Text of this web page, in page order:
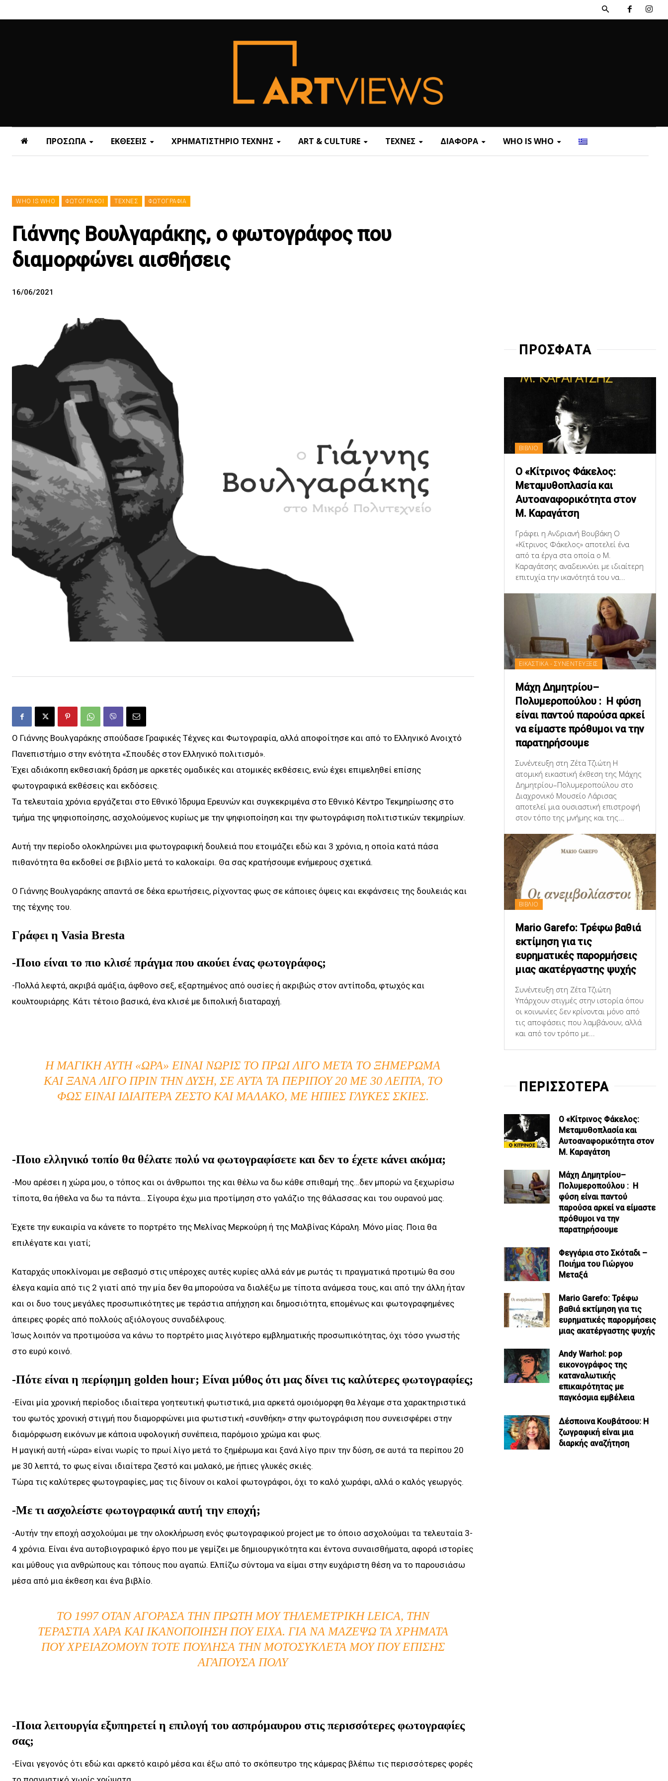
ΠΡΟΣΩΠΑ ΕΚΘΕΣΕΙΣ ΧΡΗΜΑΤΙΣΤΗΡΙΟ ΤΕΧΝΗΣ ART & CULTURE ΤΕΧΝΕΣ ΔΙΑΦΟΡΑ WHO IS WHO
WHO IS WHO ΦΩΤΟΓΡΑΦΟΙ ΤΕΧΝΕΣ ΦΩΤΟΓΡΑΦΙΑ
Γιάννης Βουλγαράκης, ο φωτογράφος που
διαμορφώνει αισθήσεις
16/06/2021
Ο Γιάννης Βουλγαράκης σπούδασε Γραφικές Τέχνες και Φωτογραφία, αλλά αποφοίτησε και από το Ελληνικό Ανοιχτό
Πανεπιστήμιο στην ενότητα «Σπουδές στον Ελληνικό πολιτισμό».
Έχει αδιάκοπη εκθεσιακή δράση με αρκετές ομαδικές και ατομικές εκθέσεις, ενώ έχει επιμεληθεί επίσης
φωτογραφικά εκθέσεις και εκδόσεις.
Τα τελευταία χρόνια εργάζεται στο Εθνικό Ίδρυμα Ερευνών και συγκεκριμένα στο Εθνικό Κέντρο Τεκμηρίωσης στο
τμήμα της ψηφιοποίησης, ασχολούμενος κυρίως με την ψηφιοποίηση και την φωτογράφιση πολιτιστικών τεκμηρίων.
Αυτή την περίοδο ολοκληρώνει μια φωτογραφική δουλειά που ετοιμάζει εδώ και 3 χρόνια, η οποία κατά πάσα
πιθανότητα θα εκδοθεί σε βιβλίο μετά το καλοκαίρι. Θα σας κρατήσουμε ενήμερους σχετικά.
Ο Γιάννης Βουλγαράκης απαντά σε δέκα ερωτήσεις, ρίχνοντας φως σε κάποιες όψεις και εκφάνσεις της δουλειάς και
της τέχνης του.
Γράφει η Vasia Bresta
-Ποιο είναι το πιο κλισέ πράγμα που ακούει ένας φωτογράφος;
-Πολλά λεφτά, ακριβά αμάξια, άφθονο σεξ, εξαρτημένος από ουσίες ή ακριβώς στον αντίποδα, φτωχός και
κουλτουριάρης. Κάτι τέτοιο βασικά, ένα κλισέ με διπολική διαταραχή.
Η ΜΑΓΙΚΉ ΑΥΤΉ «ΏΡΑ» ΕΊΝΑΙ ΝΩΡΊΣ ΤΟ ΠΡΩΊ ΛΊΓΟ ΜΕΤΆ ΤΟ ΞΗΜΈΡΩΜΑ
ΚΑΙ ΞΑΝΆ ΛΊΓΟ ΠΡΙΝ ΤΗΝ ΔΎΣΗ, ΣΕ ΑΥΤΆ ΤΑ ΠΕΡΊΠΟΥ 20 ΜΕ 30 ΛΕΠΤΆ, ΤΟ
ΦΩΣ ΕΊΝΑΙ ΙΔΙΑΊΤΕΡΑ ΖΕΣΤΌ ΚΑΙ ΜΑΛΑΚΌ, ΜΕ ΉΠΙΕΣ ΓΛΥΚΈΣ ΣΚΙΈΣ.
-Ποιο ελληνικό τοπίο θα θέλατε πολύ να φωτογραφίσετε και δεν το έχετε κάνει ακόμα;
-Μου αρέσει η χώρα μου, ο τόπος και οι άνθρωποι της και θέλω να δω κάθε σπιθαμή της…δεν μπορώ να ξεχωρίσω
τίποτα, θα ήθελα να δω τα πάντα… Σίγουρα έχω μια προτίμηση στο γαλάζιο της θάλασσας και του ουρανού μας.
Έχετε την ευκαιρία να κάνετε το πορτρέτο της Μελίνας Μερκούρη ή της Μαλβίνας Κάραλη. Μόνο μίας. Ποια θα
επιλέγατε και γιατί;
Καταρχάς υποκλίνομαι με σεβασμό στις υπέροχες αυτές κυρίες αλλά εάν με ρωτάς τι πραγματικά προτιμώ θα σου
έλεγα καμία από τις 2 γιατί από την μία δεν θα μπορούσα να διαλέξω με τίποτα ανάμεσα τους, και από την άλλη ήταν
και οι δυο τους μεγάλες προσωπικότητες με τεράστια απήχηση και δημοσιότητα, επομένως και φωτογραφημένες
άπειρες φορές από πολλούς αξιόλογους συναδέλφους.
Ίσως λοιπόν να προτιμούσα να κάνω το πορτρέτο μιας λιγότερο εμβληματικής προσωπικότητας, όχι τόσο γνωστής
στο ευρύ κοινό.
-Πότε είναι η περίφημη golden hour; Είναι μύθος ότι μας δίνει τις καλύτερες φωτογραφίες;
-Είναι μία χρονική περίοδος ιδιαίτερα γοητευτική φωτιστικά, μια αρκετά ομοιόμορφη θα λέγαμε στα χαρακτηριστικά
του φωτός χρονική στιγμή που διαμορφώνει μια φωτιστική «συνθήκη» στην φωτογράφιση που συνεισφέρει στην
διαμόρφωση εικόνων με κάποια υφολογική συνέπεια, παρόμοιο χρώμα και φως.
Η μαγική αυτή «ώρα» είναι νωρίς το πρωί λίγο μετά το ξημέρωμα και ξανά λίγο πριν την δύση, σε αυτά τα περίπου 20
με 30 λεπτά, το φως είναι ιδιαίτερα ζεστό και μαλακό, με ήπιες γλυκές σκιές.
Τώρα τις καλύτερες φωτογραφίες, μας τις δίνουν οι καλοί φωτογράφοι, όχι το καλό χωράφι, αλλά ο καλός γεωργός.
-Με τι ασχολείστε φωτογραφικά αυτή την εποχή;
-Αυτήν την εποχή ασχολούμαι με την ολοκλήρωση ενός φωτογραφικού project με το όποιο ασχολούμαι τα τελευταία 3-
4 χρόνια. Είναι ένα αυτοβιογραφικό έργο που με γεμίζει με δημιουργικότητα και έντονα συναισθήματα, αφορά ιστορίες
και μύθους για ανθρώπους και τόπους που αγαπώ. Ελπίζω σύντομα να είμαι στην ευχάριστη θέση να το παρουσιάσω
μέσα από μια έκθεση και ένα βιβλίο.
ΤΟ 1997 ΌΤΑΝ ΑΓΌΡΑΣΑ ΤΗΝ ΠΡΏΤΗ ΜΟΥ ΤΗΛΕΜΕΤΡΙΚΉ LEICA, ΤΗΝ
ΤΕΡΆΣΤΙΑ ΧΑΡΆ ΚΑΙ ΙΚΑΝΟΠΟΊΗΣΗ ΠΟΥ ΕΊΧΑ. ΓΙΑ ΝΑ ΜΑΖΈΨΩ ΤΑ ΧΡΉΜΑΤΑ
ΠΟΥ ΧΡΕΙΑΖΌΜΟΥΝ ΤΌΤΕ ΠΟΎΛΗΣΑ ΤΗΝ ΜΟΤΟΣΥΚΛΈΤΑ ΜΟΥ ΠΟΥ ΕΠΊΣΗΣ
ΑΓΑΠΟΎΣΑ ΠΟΛΎ
-Ποια λειτουργία εξυπηρετεί η επιλογή του ασπρόμαυρου στις περισσότερες φωτογραφίες
σας;
-Είναι γεγονός ότι εδώ και αρκετό καιρό μέσα και έξω από το σκόπευτρο της κάμερας βλέπω τις περισσότερες φορές
ΠΡΟΣΦΑΤΑ
ΒΙΒΛΙΟ
Ο «Κίτρινος Φάκελος:
Μεταμυθοπλασία και
Αυτοαναφορικότητα στον
Μ. Καραγάτση
Γράφει η Ανδριανή Βουβάκη Ο
«Κίτρινος Φάκελος» αποτελεί ένα
από τα έργα στα οποία ο Μ.
Καραγάτσης αναδεικνύει με ιδιαίτερη
επιτυχία την ικανότητά του να...
ΕΙΚΑΣΤΙΚΑ - ΣΥΝΕΝΤΕΥΞΕΙΣ
Μάχη Δημητρίου–
Πολυμεροπούλου : Η φύση
είναι παντού παρούσα αρκεί
να είμαστε πρόθυμοι να την
παρατηρήσουμε
Συνέντευξη στη Ζέτα Τζιώτη Η
ατομική εικαστική έκθεση της Μάχης
Δημητρίου–Πολυμεροπούλου στο
Διαχρονικό Μουσείο Λάρισας
αποτελεί μια ουσιαστική επιστροφή
στον τόπο της μνήμης και της...
ΒΙΒΛΙΟ
Mario Garefo: Τρέφω βαθιά
εκτίμηση για τις
ευρηματικές παρορμήσεις
μιας ακατέργαστης ψυχής
Συνέντευξη στη Ζέτα Τζιώτη
Υπάρχουν στιγμές στην ιστορία όπου
οι κοινωνίες δεν κρίνονται μόνο από
τις αποφάσεις που λαμβάνουν, αλλά
και από τον τρόπο με...
ΠΕΡΙΣΣΟΤΕΡΑ
Ο «Κίτρινος Φάκελος:
Μεταμυθοπλασία και
Αυτοαναφορικότητα στον
Μ. Καραγάτση
Μάχη Δημητρίου–
Πολυμεροπούλου : Η
φύση είναι παντού
παρούσα αρκεί να είμαστε
πρόθυμοι να την
παρατηρήσουμε
Φεγγάρια στο Σκόταδι –
Ποιήμα του Γιώργου
Μεταξά
Mario Garefo: Τρέφω
βαθιά εκτίμηση για τις
ευρηματικές παρορμήσεις
μιας ακατέργαστης ψυχής
Andy Warhol: pop
εικονογράφος της
καταναλωτικής
επικαιρότητας με
παγκόσμια εμβέλεια
Δέσποινα Κουβάτσου: Η
ζωγραφική είναι μια
διαρκής αναζήτηση